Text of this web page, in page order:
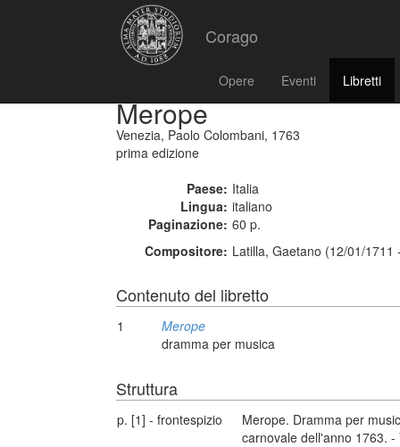
Corago
Opere Eventi Libretti
Merope
Venezia, Paolo Colombani, 1763
prima edizione
Paese: Italia
Lingua: italiano
Paginazione: 60 p.
Compositore: Latilla, Gaetano (12/01/1711
Contenuto del libretto
1
Merope
dramma per musica
Struttura
p. [1] - frontespizio
Merope. Dramma per
carnovale dell'anno 1763.